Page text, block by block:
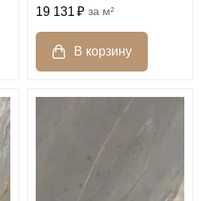
19 131 м²